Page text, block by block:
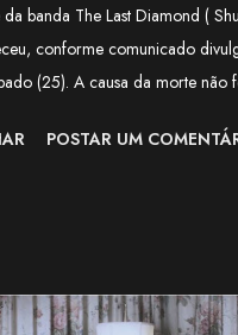
banda The Last Diamond (
conforme comunicado
(25). A causa da morte não
a forma repentina como
será realizado apenas
pic.twitter.com/3VWEpd2juI
POSTAR UM